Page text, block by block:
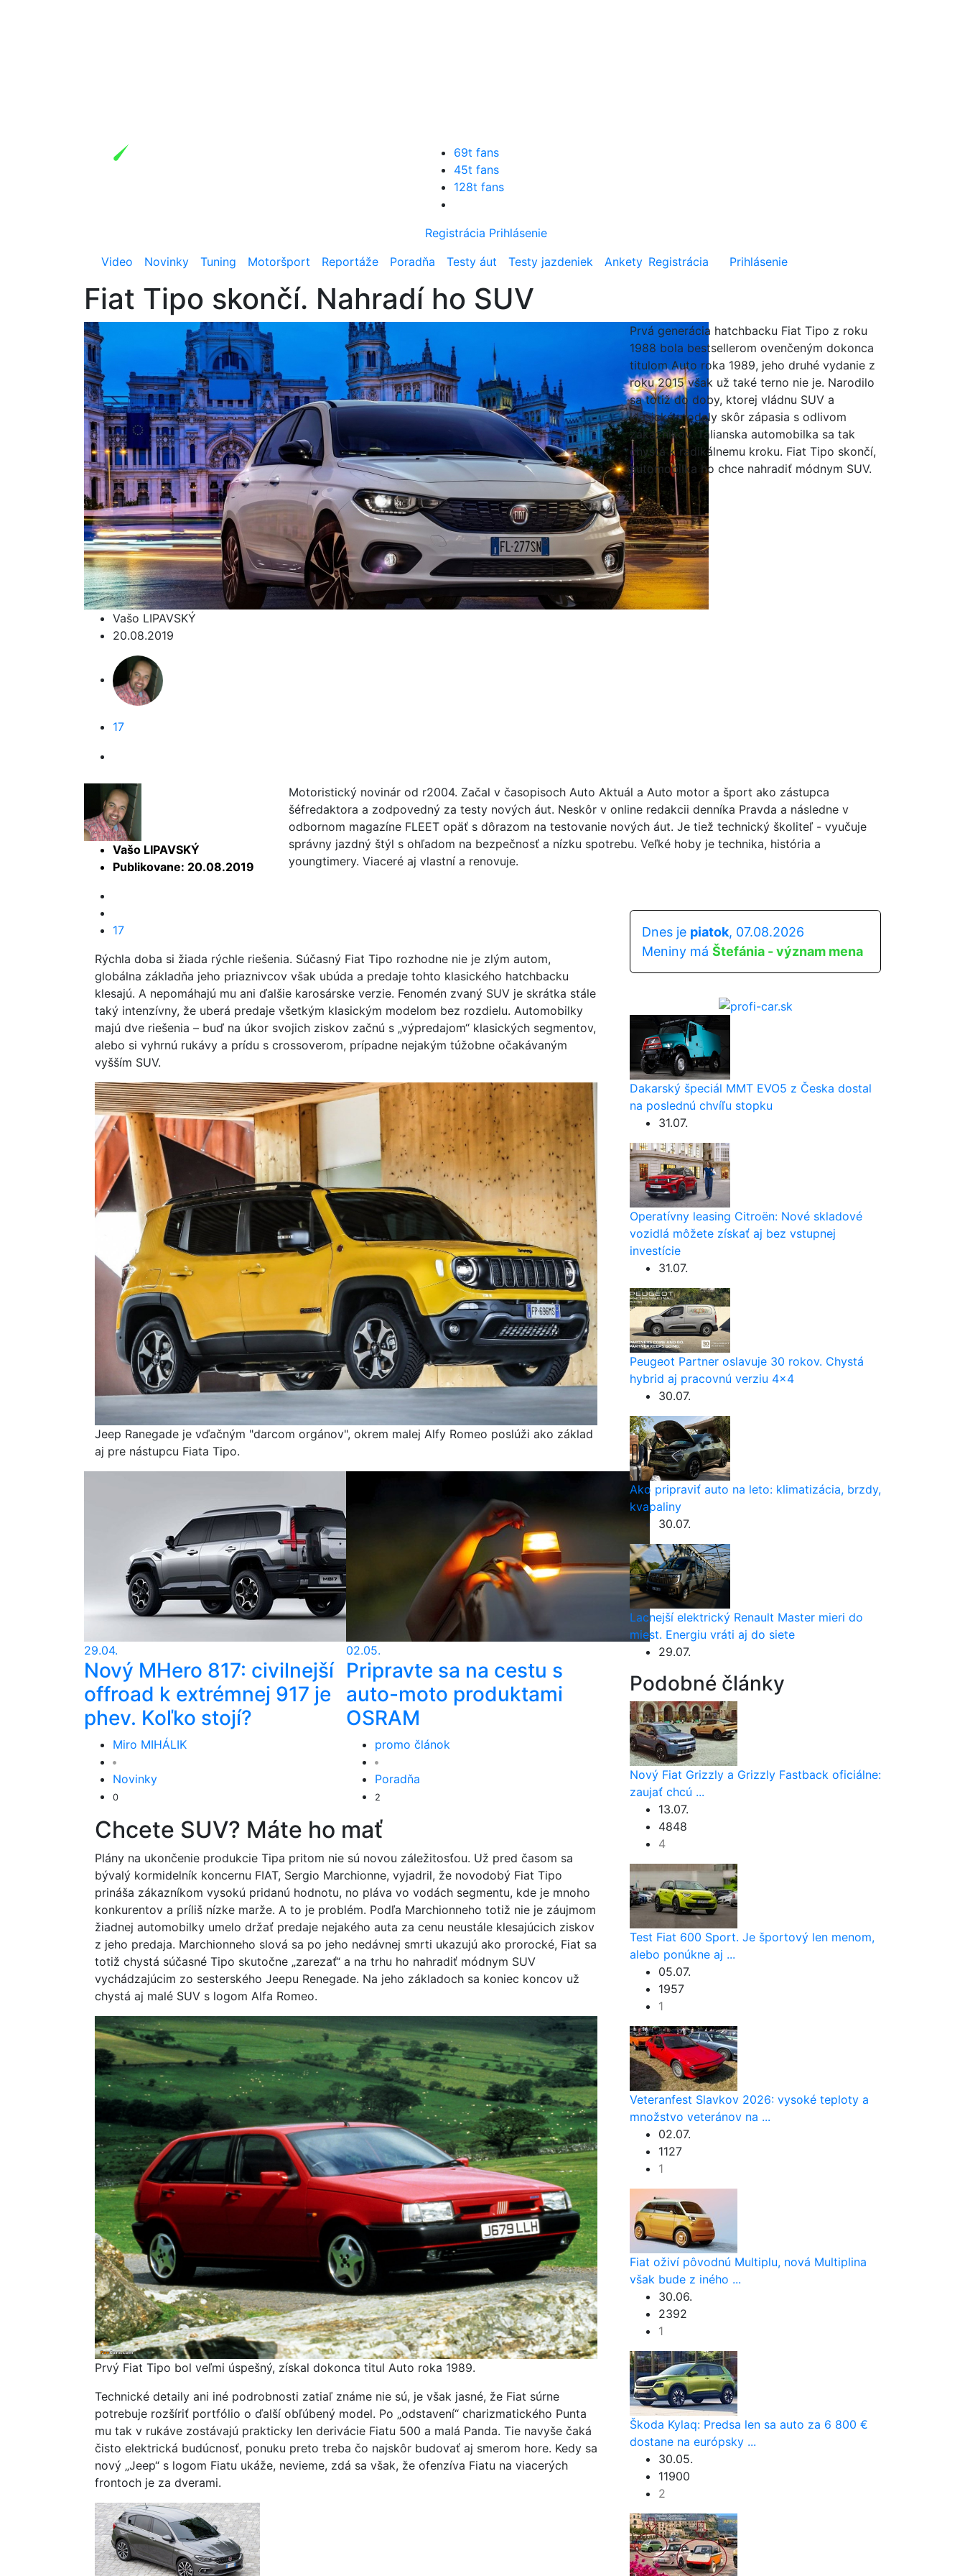
69t fans
45t fans
128t fans
Registrácia Prihlásenie
Video
Novinky Tuning Motoršport Reportáže Poradňa Testy áut Testy jazdeniek Ankety Registrácia Prihlásenie
Fiat Tipo skončí. Nahradí ho SUV
Vašo LIPAVSKÝ
20.08.2019
17
Prvá generácia hatchbacku Fiat Tipo z roku
1988 bola bestsellerom ovenčeným dokonca
titulom Auto roka 1989, jeho druhé vydanie z
roku 2015 však už také terno nie je. Narodilo
sa totiž do doby, ktorej vládnu SUV a
klasické modely skôr zápasia s odlivom
zákazníkov. Talianska automobilka sa tak
chystá k radikálnemu kroku. Fiat Tipo skončí,
automobilka ho chce nahradiť módnym SUV.
Vašo LIPAVSKÝ
Publikovane: 20.08.2019
Motoristický novinár od r2004. Začal v časopisoch Auto Aktuál a Auto motor a šport ako zástupca
šéfredaktora a zodpovedný za testy nových áut. Neskôr v online redakcii denníka Pravda a následne v
odbornom magazíne FLEET opäť s dôrazom na testovanie nových áut. Je tiež technický školiteľ - vyučuje
správny jazdný štýl s ohľadom na bezpečnosť a nízku spotrebu. Veľké hoby je technika, história a
youngtimery. Viaceré aj vlastní a renovuje.
17
Rýchla doba si žiada rýchle riešenia. Súčasný Fiat Tipo rozhodne nie je zlým autom,
globálna základňa jeho priaznivcov však ubúda a predaje tohto klasického hatchbacku
klesajú. A nepomáhajú mu ani ďalšie karosárske verzie. Fenomén zvaný SUV je skrátka stále
taký intenzívny, že uberá predaje všetkým klasickým modelom bez rozdielu. Automobilky
majú dve riešenia – buď na úkor svojich ziskov začnú s „výpredajom“ klasických segmentov,
alebo si vyhrnú rukávy a prídu s crossoverom, prípadne nejakým túžobne očakávaným
vyšším SUV.
Jeep Ranegade je vďačným "darcom orgánov", okrem malej Alfy Romeo poslúži ako základ
aj pre nástupcu Fiata Tipo.
29.04.
Nový MHero 817: civilnejší
offroad k extrémnej 917 je
phev. Koľko stojí?
Miro MIHÁLIK
Novinky
0
02.05.
Pripravte sa na cestu s
auto-moto produktami
OSRAM
promo článok
Poradňa
2
Chcete SUV? Máte ho mať
Plány na ukončenie produkcie Tipa pritom nie sú novou záležitosťou. Už pred časom sa
bývalý kormidelník koncernu FIAT, Sergio Marchionne, vyjadril, že novodobý Fiat Tipo
prináša zákazníkom vysokú pridanú hodnotu, no pláva vo vodách segmentu, kde je mnoho
konkurentov a príliš nízke marže. A to je problém. Podľa Marchionneho totiž nie je záujmom
žiadnej automobilky umelo držať predaje nejakého auta za cenu neustále klesajúcich ziskov
z jeho predaja. Marchionneho slová sa po jeho nedávnej smrti ukazujú ako prorocké, Fiat sa
totiž chystá súčasné Tipo skutočne „zarezať“ a na trhu ho nahradiť módnym SUV
vychádzajúcim zo sesterského Jeepu Renegade. Na jeho základoch sa koniec koncov už
chystá aj malé SUV s logom Alfa Romeo.
Prvý Fiat Tipo bol veľmi úspešný, získal dokonca titul Auto roka 1989.
Technické detaily ani iné podrobnosti zatiaľ známe nie sú, je však jasné, že Fiat súrne
potrebuje rozšíriť portfólio o ďalší obľúbený model. Po „odstavení“ charizmatického Punta
mu tak v rukáve zostávajú prakticky len derivácie Fiatu 500 a malá Panda. Tie navyše čaká
čisto elektrická budúcnosť, ponuku preto treba čo najskôr budovať aj smerom hore. Kedy sa
nový „Jeep“ s logom Fiatu ukáže, nevieme, zdá sa však, že ofenzíva Fiatu na viacerých
frontoch je za dverami.
Dnes je piatok, 07.08.2026
Meniny má Štefánia - význam mena
Dakarský špeciál MMT EVO5 z Česka dostal
na poslednú chvíľu stopku
31.07.
Operatívny leasing Citroën: Nové skladové
vozidlá môžete získať aj bez vstupnej
investície
31.07.
Peugeot Partner oslavuje 30 rokov. Chystá
hybrid aj pracovnú verziu 4×4
30.07.
Ako pripraviť auto na leto: klimatizácia, brzdy,
kvapaliny
30.07.
Lacnejší elektrický Renault Master mieri do
miest. Energiu vráti aj do siete
29.07.
Podobné články
Nový Fiat Grizzly a Grizzly Fastback oficiálne:
zaujať chcú ...
13.07.
4848
4
Test Fiat 600 Sport. Je športový len menom,
alebo ponúkne aj ...
05.07.
1957
1
Veteranfest Slavkov 2026: vysoké teploty a
množstvo veteránov na ...
02.07.
1127
1
Fiat oživí pôvodnú Multiplu, nová Multiplina
však bude z iného ...
30.06.
2392
1
Škoda Kylaq: Predsa len sa auto za 6 800 €
dostane na európsky ...
30.05.
11900
2